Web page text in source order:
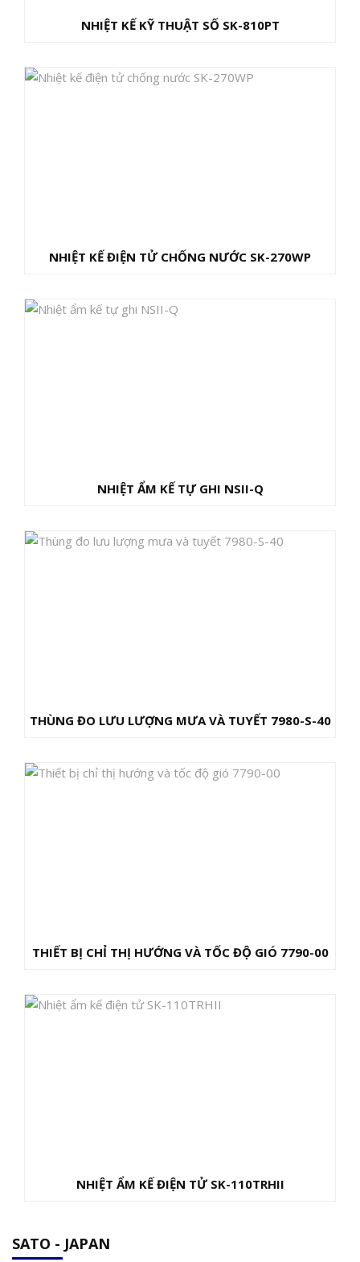
NHIỆT KẾ KỸ THUẬT SỐ SK-810PT
NHIỆT KẾ ĐIỆN TỬ CHỐNG NƯỚC SK-270WP
NHIỆT ẨM KẾ TỰ GHI NSII-Q
THÙNG ĐO LƯU LƯỢNG MƯA VÀ TUYẾT 7980-S-40
THIẾT BỊ CHỈ THỊ HƯỚNG VÀ TỐC ĐỘ GIÓ 7790-00
NHIỆT ẨM KẾ ĐIỆN TỬ SK-110TRHII
SATO - JAPAN